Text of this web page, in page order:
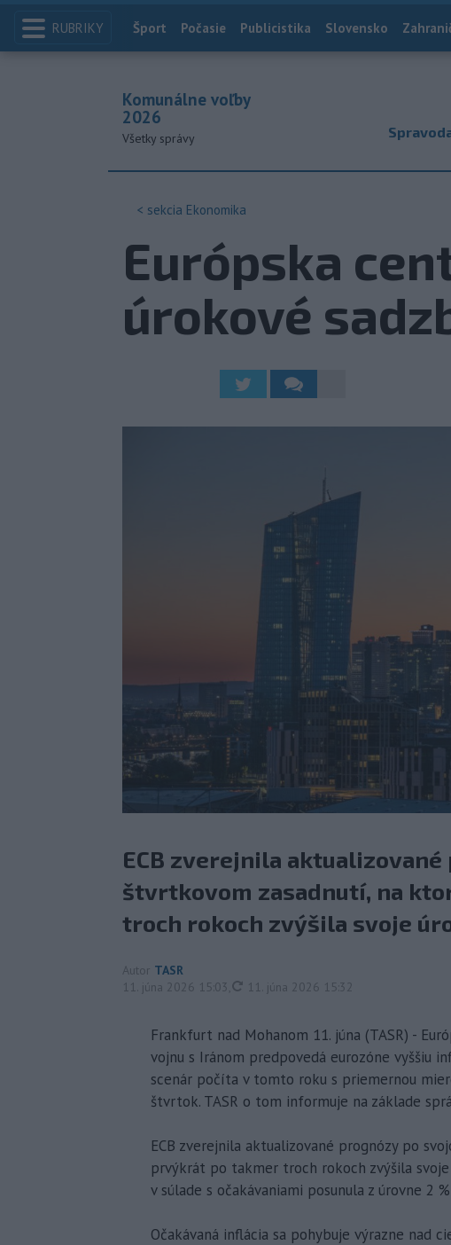
RUBRIKY Index
Šport Počasie Publicistika Slovensko
Komunálne voľby
2026
Všetky správy
< sekcia Ekonomika
Európska
úrokové
ECB zverejnila
štvrtkovom zasadnutí, na
troch rokoch zvýšila svoje
Autor TASR
11. júna 2026 15:03
aktualizované
11. júna 2026 15:32
Frankfurt nad Mohanom 11. júna (TASR) -
vojnu s Iránom predpovedá eurozóne vyššiu
scenár počíta v tomto roku s priemernou
štvrtok. TASR o tom informuje na základe
ECB zverejnila aktualizované prognózy po
prvýkrát po takmer troch rokoch zvýšila
v súlade s očakávaniami posunula z úrovne 2
Očakávaná inflácia sa pohybuje výrazne nad